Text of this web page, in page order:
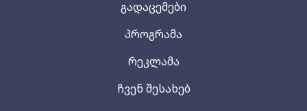
გადაცემები
პროგრამა
რეკლამა
ჩვენ შესახებ